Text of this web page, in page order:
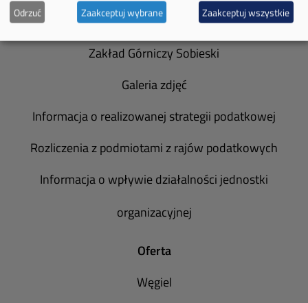
Zakład Górniczy Janina
Zakład Górniczy Sobieski
Galeria zdjęć
Informacja o realizowanej strategii podatkowej
Rozliczenia z podmiotami z rajów podatkowych
Informacja o wpływie działalności jednostki
organizacyjnej
Oferta
Węgiel
Odrzuć Zaakceptuj wybrane Zaakceptuj wszystkie